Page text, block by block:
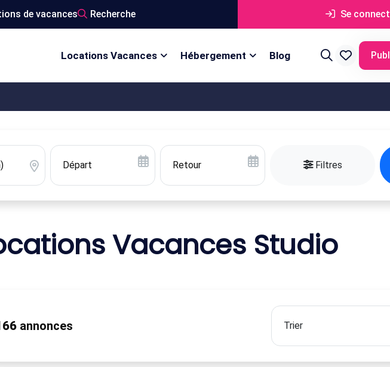
de vacances Recherche Se
Locations Vacances Hébergement Blog
Filtres
Vacances Studio
annonces